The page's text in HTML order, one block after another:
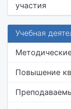
участия
Учебная
Повышение